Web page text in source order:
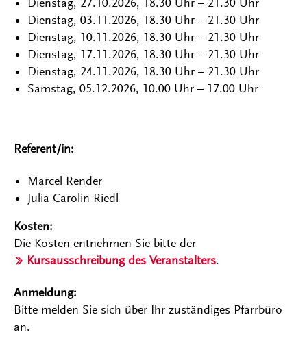
Dienstag, 27.10.2026, 18.30 Uhr – 21.30 Uhr
Dienstag, 03.11.2026, 18.30 Uhr – 21.30 Uhr
Dienstag, 10.11.2026, 18.30 Uhr – 21.30 Uhr
Dienstag, 17.11.2026, 18.30 Uhr – 21.30 Uhr
Dienstag, 24.11.2026, 18.30 Uhr – 21.30 Uhr
Samstag, 05.12.2026, 10.00 Uhr – 17.00 Uhr
Referent/in:
Marcel Render
Julia Carolin Riedl
Kosten:
Die Kosten entnehmen Sie bitte der
Kursausschreibung des Veranstalters.
Anmeldung:
Bitte melden Sie sich über Ihr zuständiges Pfarrbüro
an.